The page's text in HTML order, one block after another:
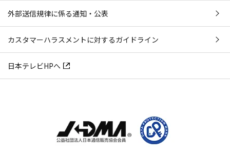
外部送信規律に係る通知・公表
カスタマーハラスメントに対するガイドライン
日本テレビHPへ